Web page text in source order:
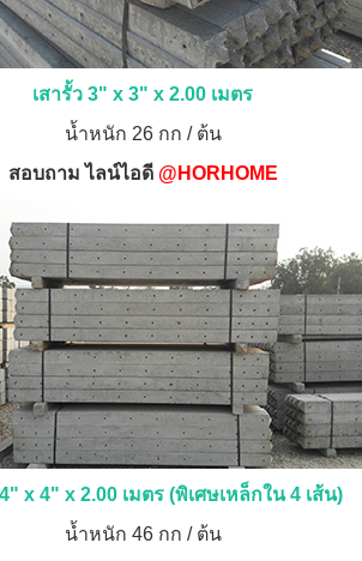
เสารั้ว 3" x 3" x 2.00 เมตร
น้ำหนัก 26 กก / ต้น
สอบถาม ไลน์ไอดี @HORHOME
x 4" x 2.00 เมตร (พิเศษเหล็กใน 4 เส้น)
น้ำหนัก 46 กก / ต้น